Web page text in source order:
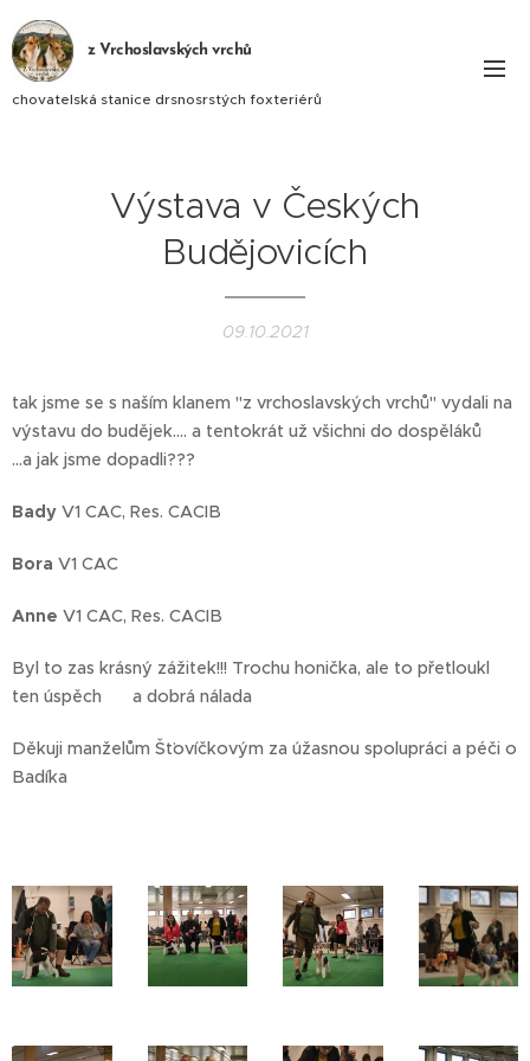
z Vrchoslavských vrchů
chovatelská stanice drsnosrstých foxteriérů
Výstava v Českých
Budějovicích
09.10.2021
tak jsme se s naším klanem "z vrchoslavských vrchů" vydali na
výstavu do budějek.... a tentokrát už všichni do dospěláků 👍
...a jak jsme dopadli???
Bady V1 CAC, Res. CACIB
Bora V1 CAC
Anne V1 CAC, Res. CACIB
Byl to zas krásný zážitek!!! Trochu honička, ale to přetloukl
ten úspěch ❤️ a dobrá nálada 🥰
Děkuji manželům Šťovíčkovým za úžasnou spolupráci a péči o
Badíka 👏